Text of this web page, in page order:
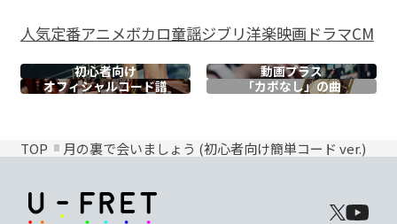
人気定番アニメボカロ童謡ジブリ洋楽映画ドラマCM
初心者向け
動画プラス
オフィシャルコード譜 「カポなし」の曲
TOP 月の裏で会いましょう (初心者向け簡単コード ver.)